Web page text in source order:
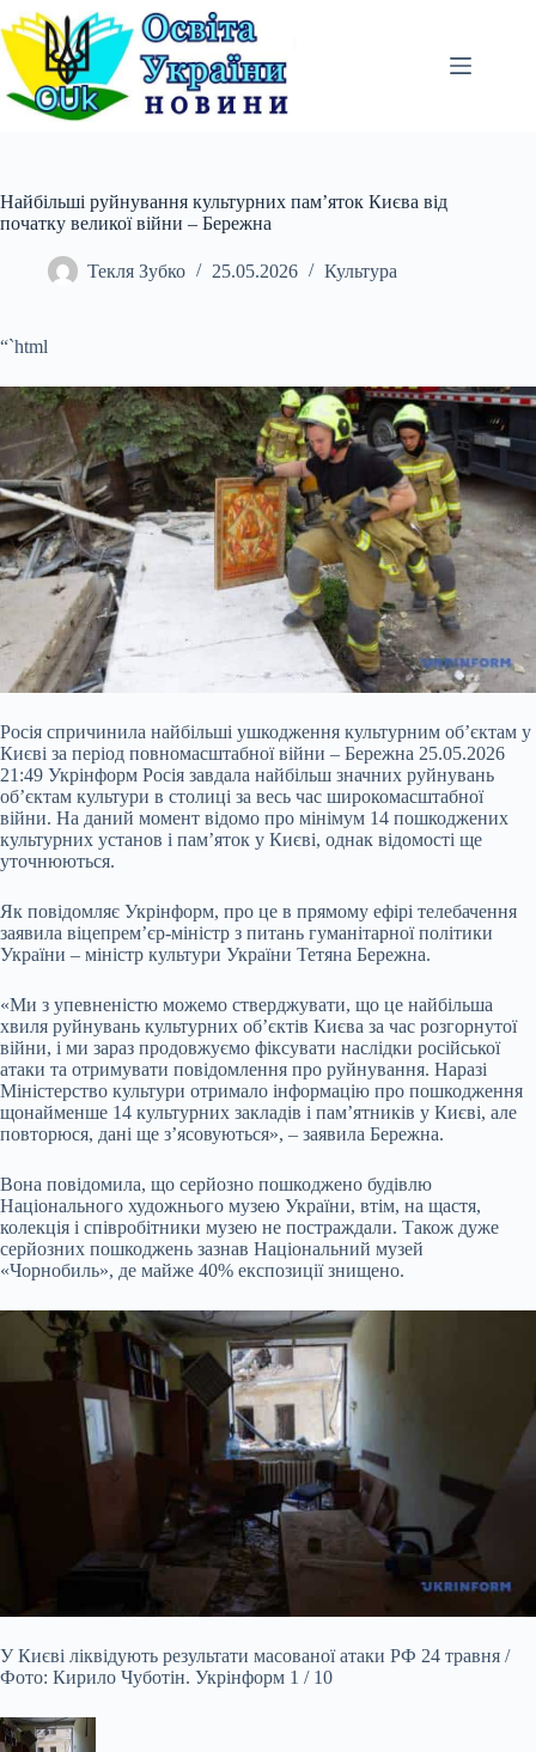
Перейти
до
вмісту
Найбільші руйнування культурних пам’яток Києва від
початку великої війни – Бережна
Текля Зубко 25.05.2026 Культура
“`html
Росія спричинила найбільші ушкодження культурним об’єктам у
Києві за період повномасштабної війни – Бережна 25.05.2026
21:49 Укрінформ Росія завдала найбільш значних руйнувань
об’єктам культури в столиці за весь час широкомасштабної
війни. На даний момент відомо про мінімум 14 пошкоджених
культурних установ і пам’яток у Києві, однак відомості ще
уточнюються.
Як повідомляє Укрінформ, про це в прямому ефірі телебачення
заявила віцепрем’єр-міністр з питань гуманітарної політики
України – міністр культури України Тетяна Бережна.
«Ми з упевненістю можемо стверджувати, що це найбільша
хвиля руйнувань культурних об’єктів Києва за час розгорнутої
війни, і ми зараз продовжуємо фіксувати наслідки російської
атаки та отримувати повідомлення про руйнування. Наразі
Міністерство культури отримало інформацію про пошкодження
щонайменше 14 культурних закладів і пам’ятників у Києві, але
повторюся, дані ще з’ясовуються», – заявила Бережна.
Вона повідомила, що серйозно пошкоджено будівлю
Національного художнього музею України, втім, на щастя,
колекція і співробітники музею не постраждали. Також дуже
серйозних пошкоджень зазнав Національний музей
«Чорнобиль», де майже 40% експозиції знищено.
У Києві ліквідують результати масованої атаки РФ 24 травня /
Фото: Кирило Чуботін. Укрінформ 1 / 10